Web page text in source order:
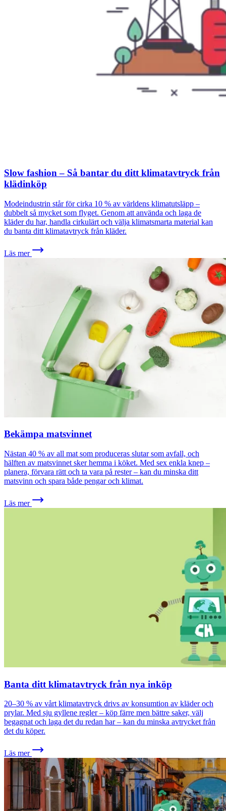
Slow fashion – Så bantar du ditt klimatavtryck från
klädinköp
Modeindustrin står för cirka 10 % av världens klimatutsläpp –
dubbelt så mycket som flyget. Genom att använda och laga de
kläder du har, handla cirkulärt och välja klimatsmarta material kan
du banta ditt klimatavtryck från kläder.
Läs mer
Bekämpa matsvinnet
Nästan 40 % av all mat som produceras slutar som avfall, och
hälften av matsvinnet sker hemma i köket. Med sex enkla knep –
planera, förvara rätt och ta vara på rester – kan du minska ditt
matsvinn och spara både pengar och klimat.
Läs mer
Banta ditt klimatavtryck från nya inköp
20–30 % av vårt klimatavtryck drivs av konsumtion av kläder och
prylar. Med sju gyllene regler – köp färre men bättre saker, välj
begagnat och laga det du redan har – kan du minska avtrycket från
det du köper.
Läs mer